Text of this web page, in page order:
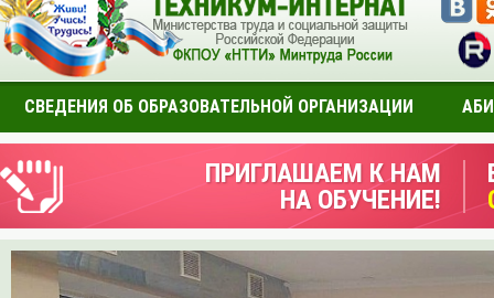
СВЕДЕНИЯ ОБ ОБРАЗОВАТЕЛЬНОЙ ОРГАНИЗАЦИИ
ПРИГЛАШАЕМ К НАМ
НА ОБУЧЕНИЕ!